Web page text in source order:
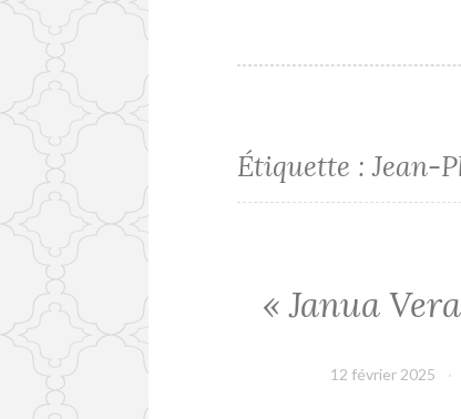
Étiquette :Jean-
« Janua
12 février 2025